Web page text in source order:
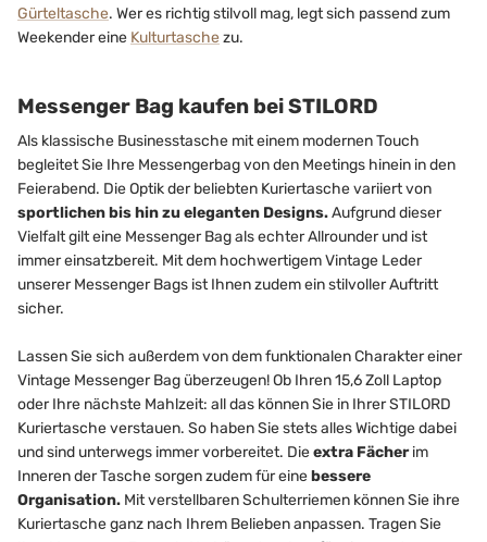
Gürteltasche. Wer es richtig stilvoll mag, legt sich passend zum
Weekender eine Kulturtasche zu.
Messenger Bag kaufen bei STILORD
Als klassische Businesstasche mit einem modernen Touch
begleitet Sie Ihre Messengerbag von den Meetings hinein in den
Feierabend. Die Optik der beliebten Kuriertasche variiert von
sportlichen bis hin zu eleganten Designs.Aufgrund dieser
Vielfalt gilt eine Messenger Bag als echter Allrounder und ist
immer einsatzbereit. Mit dem hochwertigem Vintage Leder
unserer Messenger Bags ist Ihnen zudem ein stilvoller Auftritt
sicher.
Lassen Sie sich außerdem von dem funktionalen Charakter einer
Vintage Messenger Bag überzeugen! Ob Ihren 15,6 Zoll Laptop
oder Ihre nächste Mahlzeit: all das können Sie in Ihrer STILORD
Kuriertasche verstauen. So haben Sie stets alles Wichtige dabei
und sind unterwegs immer vorbereitet. Dieextra Fächerim
Inneren der Tasche sorgen zudem für einebessere
Organisation. Mit verstellbaren Schulterriemen können Sie ihre
Kuriertasche ganz nach Ihrem Belieben anpassen. Tragen Sie